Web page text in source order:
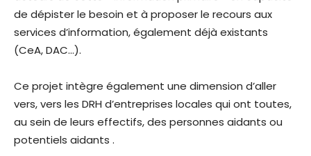
de dépister le besoin et à proposer le recours aux
services d’information, également déjà existants
(CeA, DAC…).
Ce projet intègre également une dimension d’aller
vers, vers les DRH d’entreprises locales qui ont toutes,
au sein de leurs effectifs, des personnes aidants ou
potentiels aidants .